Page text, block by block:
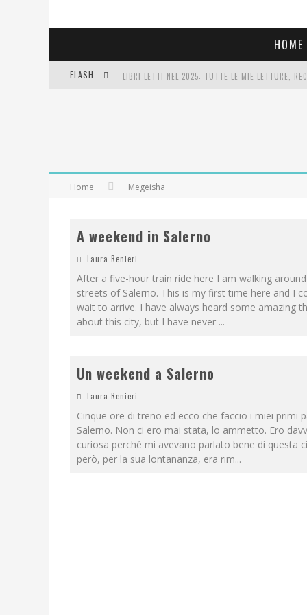
HOME
FLASH LIBRI LETTI NEL 2025: TUTTE LE MIE LETTURE,
Home Megeisha
A weekend in Salerno
Laura Renieri
After a five-hour train ride here I am walking
streets of Salerno. This is my first time here and I
wait to arrive. I have always heard some amazing
about this city, but I have never ...
Un weekend a Salerno
Laura Renieri
Cinque ore di treno ed ecco che faccio i miei primi
Salerno. Non ci ero mai stata, lo ammetto. Ero
curiosa perché mi avevano parlato bene di questa
però, per la sua lontananza, era rim...